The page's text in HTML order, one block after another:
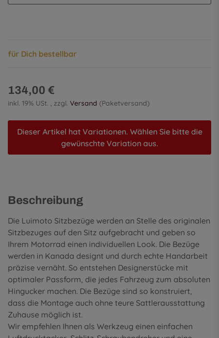
für Dich bestellbar
134,00 €
inkl. 19% USt. , zzgl. Versand (Paketversand)
Dieser Artikel hat Variationen. Wählen Sie bitte die
gewünschte Variation aus.
Beschreibung
Die Luimoto Sitzbezüge werden an Stelle des originalen
Sitzbezuges auf den Sitz aufgebracht und geben so
Ihrem Motorrad einen individuellen Look. Die Bezüge
werden in Kanada designt und durch echte Handarbeit
präzise vernäht. So entstehen Designerstücke mit
optimaler Passform, die jedes Fahrzeug zum absoluten
Hingucker machen. Die Bezüge sind so konstruiert,
dass die Montage auch ohne teure Sattlerausstattung
Zuhause möglich ist.
Wir empfehlen Ihnen als Werkzeug einen einfachen